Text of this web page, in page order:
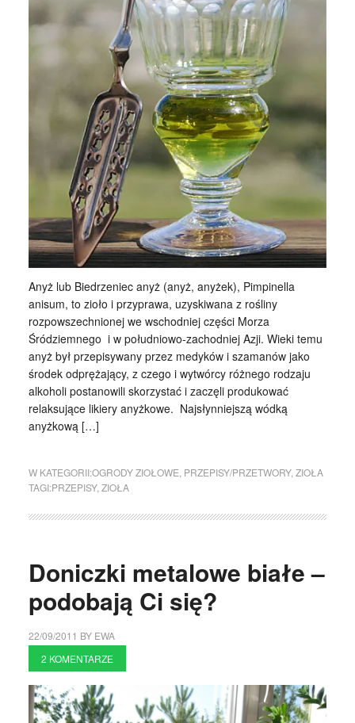
Anyż lub Biedrzeniec anyż (anyż, anyżek), Pimpinella
anisum, to zioło i przyprawa, uzyskiwana z rośliny
rozpowszechnionej we wschodniej części Morza
Śródziemnego i w południowo-zachodniej Azji. Wieki temu
anyż był przepisywany przez medyków i szamanów jako
środek odprężający, z czego i wytwórcy różnego rodzaju
alkoholi postanowili skorzystać i zaczęli produkować
relaksujące likiery anyżkowe. Najsłynniejszą wódką
anyżkową […]
W KATEGORII:OGRODY ZIOŁOWE PRZEPISY/PRZETWORY, ZIOŁA
TAGI:PRZEPISY, ZIOŁA
Doniczki metalowe białe –
podobają Ci się?
22/09/2011 BY EWA
2 KOMENTARZE